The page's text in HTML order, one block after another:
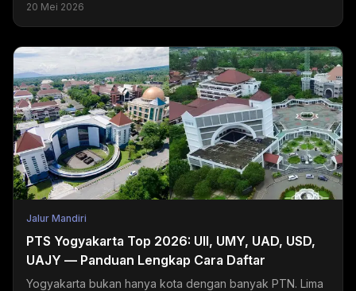
20 Mei 2026
Jalur Mandiri
PTS Yogyakarta Top 2026: UII, UMY, UAD, USD,
UAJY — Panduan Lengkap Cara Daftar
Yogyakarta bukan hanya kota dengan banyak PTN. Lima